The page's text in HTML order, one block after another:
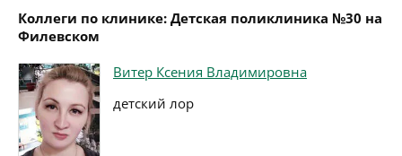
Коллеги по клинике: Детская поликлиника №30 на
Филевском
Витер Ксения Владимировна
детский лор